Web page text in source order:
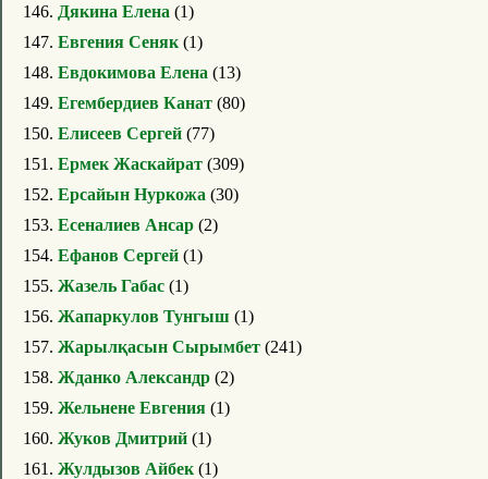
146. Дякина Елена (1)
147. Евгения Сеняк (1)
148. Евдокимова Елена (13)
149. Егембердиев Канат (80)
150. Елисеев Сергей (77)
151. Ермек Жаскайрат (309)
152. Ерсайын Нуркожа (30)
153. Есеналиев Ансар (2)
154. Ефанов Сергей (1)
155. Жазель Габас (1)
156. Жапаркулов Тунгыш (1)
157. Жарылқасын Сырымбет (241)
158. Жданко Александр (2)
159. Жельнене Евгения (1)
160. Жуков Дмитрий (1)
161. Жулдызов Айбек (1)